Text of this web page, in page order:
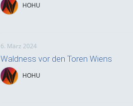
HOHU
6. März 2024
Waldness vor den Toren Wiens
HOHU